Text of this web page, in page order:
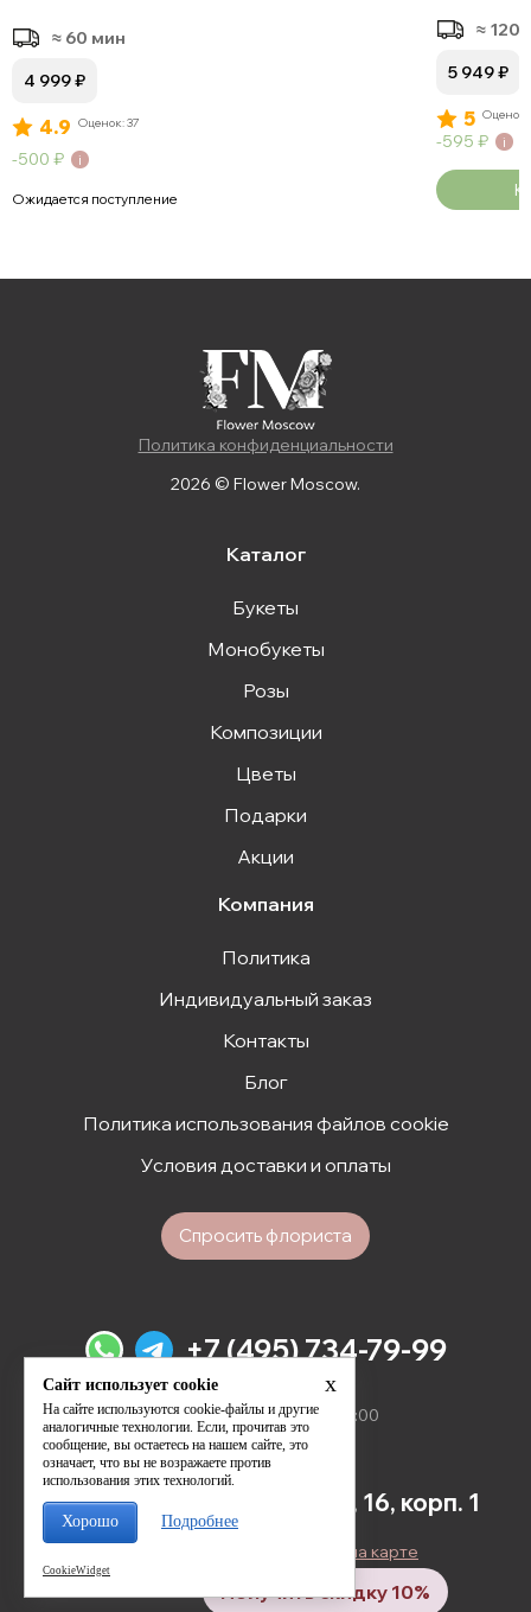
≈ 60 мин
4 999₽
4.9 Оценок: 37
500 ₽
Ожидается поступление
≈ 120
5 949₽
5 Оценок:
595 ₽
Политика конфиденциальности
2026 © Flower Moscow.
Каталог
Букеты
Монобукеты
Розы
Композиции
Цветы
Подарки
Акции
Компания
Политика
Индивидуальный заказ
Контакты
Блог
Политика использования файлов cookie
Условия доставки и оплаты
Спросить флориста
+7 (495) 734-79-99
Мы открыты для вас
ежедневно с 09:00 до 21:00
1-й Хорошёвский проезд, 16, корп. 1
Посмотреть адрес магазина на карте
Получить скидку 10%
x
Сайт использует cookie
На сайте используются cookie-файлы и другие
аналогичные технологии. Если, прочитав это
сообщение, вы остаетесь на нашем сайте, это
означает, что вы не возражаете против
использования этих технологий.
Хорошо Подробнее
CookieWidget